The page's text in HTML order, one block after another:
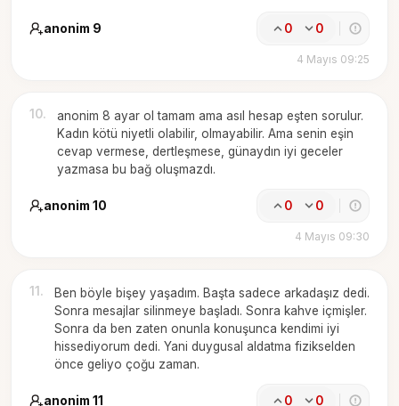
anonim 9 0 0
4 Mayıs 09:25
10.
anonim 8 ayar ol tamam ama asıl hesap eşten sorulur.
Kadın kötü niyetli olabilir, olmayabilir. Ama senin eşin
cevap vermese, dertleşmese, günaydın iyi geceler
yazmasa bu bağ oluşmazdı.
anonim 10 0 0
4 Mayıs 09:30
11 .
Ben böyle bişey yaşadım. Başta sadece arkadaşız dedi.
Sonra mesajlar silinmeye başladı. Sonra kahve içmişler.
Sonra da ben zaten onunla konuşunca kendimi iyi
hissediyorum dedi. Yani duygusal aldatma fizikselden
önce geliyo çoğu zaman.
anonim 11 0 0